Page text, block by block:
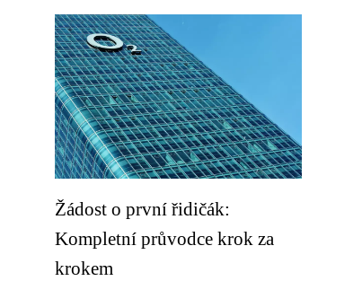
Žádost o první řidičák:
Kompletní průvodce krok za
krokem